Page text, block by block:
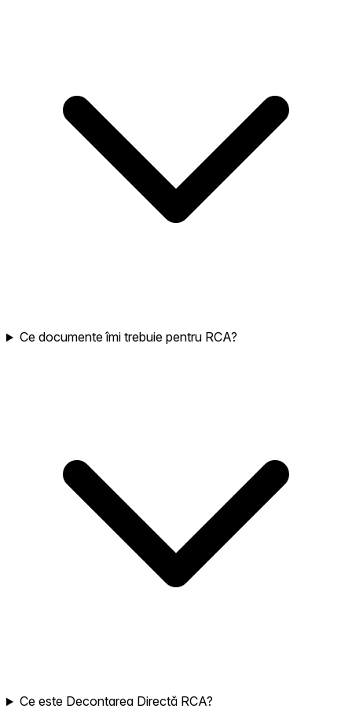
Ce documente îmi trebuie pentru RCA?
Ce este Decontarea Directă RCA?